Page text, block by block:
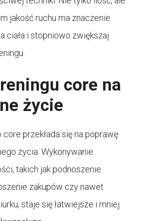
jakość ruchu ma znaczenie.
ciała i stopniowo zwiększaj
core na
życie
przekłada się na poprawę
życia. Wykonywanie
takich jak podnoszenie
zakupów czy nawet
staje się łatwiejsze i mniej